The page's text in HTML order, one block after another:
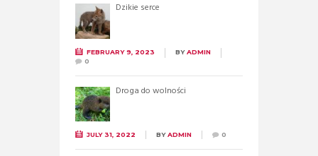
Dzikie serce
FEBRUARY 9, 2023 BYADMIN
0
Droga do wolności
JULY 31, 2022 BYADMIN 0